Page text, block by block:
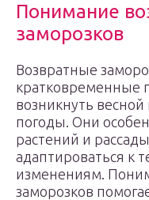
Понимание
заморозков
Возвратные
кратковременные
возникнуть
погоды. Они
растений и
адаптироваться к
изменениям.
заморозков